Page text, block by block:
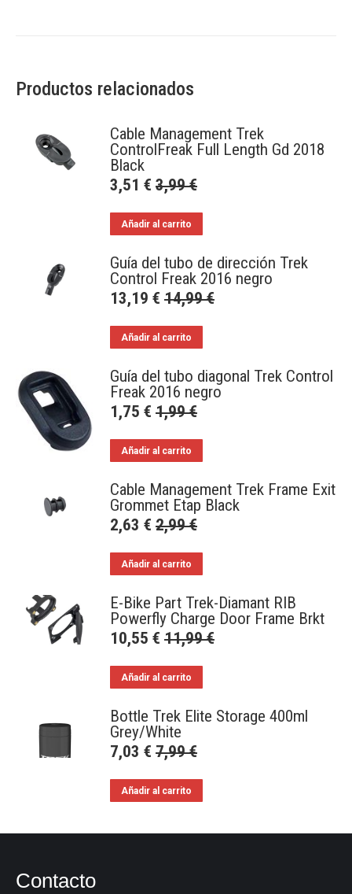
Productos relacionados
Cable Management Trek
ControlFreak Full Length Gd 2018
Black
3,51 € 3,99€
Añadir al carrito
Guía del tubo de dirección Trek
Control Freak 2016 negro
13,19 € 14,99€
Añadir al carrito
Guía del tubo diagonal Trek Control
Freak 2016 negro
1,75 € 1,99€
Añadir al carrito
Cable Management Trek Frame Exit
Grommet Etap Black
2,63 € 2,99€
Añadir al carrito
E-Bike Part Trek-Diamant RIB
Powerfly Charge Door Frame Brkt
10,55 € 11,99€
Añadir al carrito
Bottle Trek Elite Storage 400ml
Grey/White
7,03 € 7,99€
Añadir al carrito
Contacto